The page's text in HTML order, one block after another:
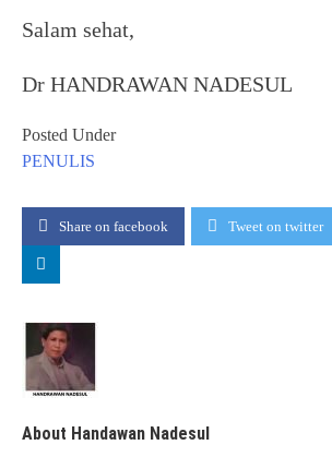
Salam sehat,
Dr HANDRAWAN NADESUL
Posted Under
PENULIS
Share on facebook Tweet on twitter
About Handawan Nadesul